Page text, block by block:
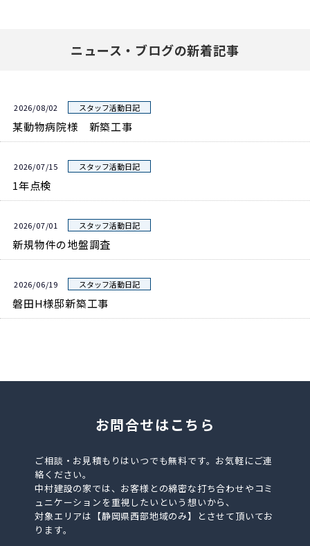
ニュース・ブログの新着記事
2026/08/02 スタッフ活動日記
某動物病院様 新築工事
2026/07/15 スタッフ活動日記
1年点検
2026/07/01 スタッフ活動日記
新規物件の地盤調査
2026/06/19 スタッフ活動日記
磐田H様邸新築工事
お問合せはこちら
ご相談・お見積もりはいつでも無料です。お気軽にご連
絡ください。
中村建設の家では、お客様との綿密な打ち合わせやコミ
ュニケーションを重視したいという想いから、
対象エリアは【静岡県西部地域のみ】とさせて頂いてお
ります。